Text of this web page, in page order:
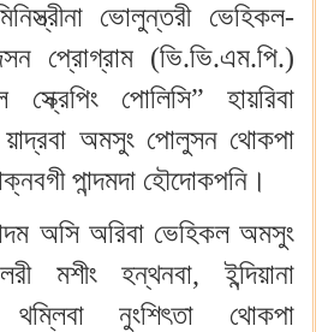
ভোলুন্তরী ভেহিকল-
প্রোগ্রাম (ভি.ভি.এম.পি.)
স্ক্রেপিং পোলিসি” হায়রিবা
য়াদ্রবা অমসুং পোলুসন থোকপা
পান্দমদা হৌদোকপনি।
অসি অরিবা ভেহিকল অমসুং
মশীং হন্থনবা, ইন্দিয়ানা
থম্লিবা নুংশিৎতা থোকপা